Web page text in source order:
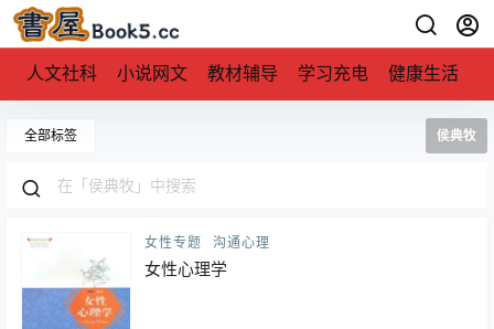
人文社科 小说网文 教材辅导 学习充电 健康生活
全部标签 侯典牧
女性专题 沟通心理
女性心理学